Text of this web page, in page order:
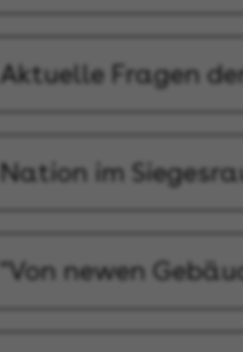
Aktuelle Fragen
Nation im
"Von newen